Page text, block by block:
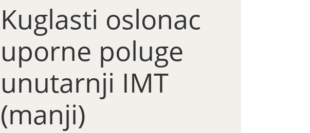
Kuglasti oslonac
uporne poluge
unutarnji IMT
(manji)